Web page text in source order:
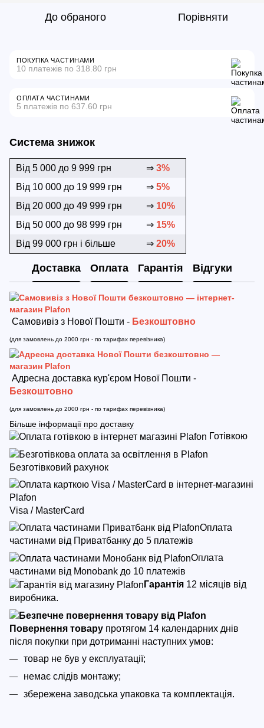
До обраного Порівняти
ПОКУПКА ЧАСТИНАМИ
10 платежів по 318.80 грн
ОПЛАТА ЧАСТИНАМИ
5 платежів по 637.60 грн
Система знижок
Від 5 000 до 9 999 грн ⇒ 3%
Від 10 000 до 19 999 грн
⇒ 5%
Від 20 000 до 49 999 грн
⇒ 10%
Від 50 000 до 98 999 грн
⇒ 15%
Від 99 000 грн і більше
⇒ 20%
Доставка Оплата Гарантія Відгуки
Самовивіз з Нової Пошти - Безкоштовно
(для замовлень до 2000 грн - по тарифах перевізника)
Адресна доставка кур'єром Нової Пошти -
Безкоштовно
(для замовлень до 2000 грн - по тарифах перевізника)
Більше інформації про доставку
Готівкою
Безготівковий рахунок
Visa / MasterCard
Оплата
частинами від Приватбанку до 5 платежів
Оплата
частинами від Monobank до 10 платежів
Гарантія 12 місяців від
виробника.
Повернення товару протягом 14 календарних днів
після покупки при дотриманні наступних умов:
товар не був у експлуатації;
немає слідів монтажу;
збережена заводська упаковка та комплектація.